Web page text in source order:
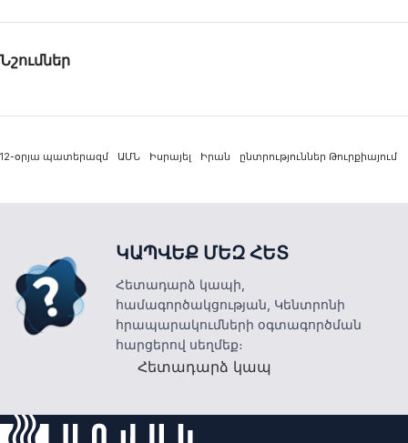
Նշումներ
12-օրյա պատերազմ ԱՄՆ Իսրայել Իրան ընտրություններ Թուրքիայում
ԿԱՊՎԵՔ ՄԵԶ ՀԵՏ
Հետադարձ կապի,
համագործակցության, Կենտրոնի
հրապարակումների օգտագործման
հարցերով սեղմեք։
Հետադարձ կապ